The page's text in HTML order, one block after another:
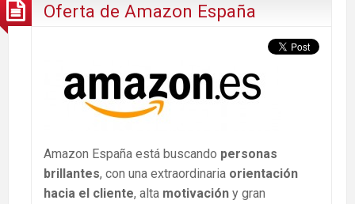
Oferta de Amazon España
Amazon España está buscando personas
brillantes, con una extraordinaria orientación
hacia el cliente, alta motivación y gran